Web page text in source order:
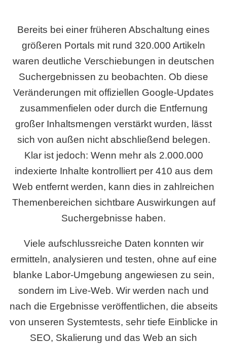
Bereits bei einer früheren Abschaltung eines
größeren Portals mit rund 320.000 Artikeln
waren deutliche Verschiebungen in deutschen
Suchergebnissen zu beobachten. Ob diese
Veränderungen mit offiziellen Google-Updates
zusammenfielen oder durch die Entfernung
großer Inhaltsmengen verstärkt wurden, lässt
sich von außen nicht abschließend belegen.
Klar ist jedoch: Wenn mehr als 2.000.000
indexierte Inhalte kontrolliert per 410 aus dem
Web entfernt werden, kann dies in zahlreichen
Themenbereichen sichtbare Auswirkungen auf
Suchergebnisse haben.
Viele aufschlussreiche Daten konnten wir
ermitteln, analysieren und testen, ohne auf eine
blanke Labor-Umgebung angewiesen zu sein,
sondern im Live-Web. Wir werden nach und
nach die Ergebnisse veröffentlichen, die abseits
von unseren Systemtests, sehr tiefe Einblicke in
SEO, Skalierung und das Web an sich